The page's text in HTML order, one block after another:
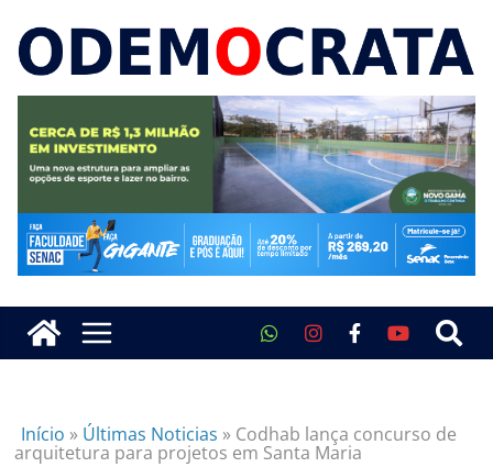
Início » Últimas Noticias » Codhab lança concurso de
arquitetura para projetos em Santa Maria